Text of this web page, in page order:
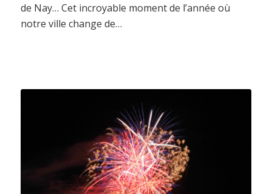
de Nay… Cet incroyable moment de l’année où
notre ville change de…